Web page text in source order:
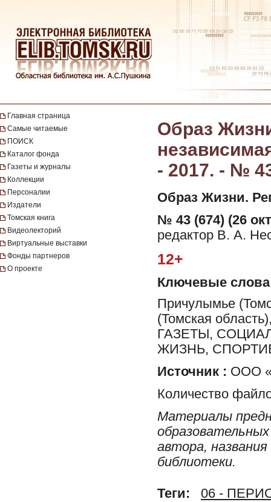
Главная страница
Самые читаемые
ПОИСК
Каталог фонда
Газеты и журналы
Коллекции
Персоналии
Издатели
Томская книга
Видеолекторий
Виртуальные выставки
Фонды партнеров
О проекте
Образ
- 2017. - №
Образ Жизни.
№ 43 (674) (26
редактор В. А.
12+
Ключевые слова
Причулымье
(Томская
ГАЗЕТЫ,
ЖИЗНЬ,
Источник : ООО
Количество
Материалы
автора,
библиотеки.
Теги:
06 -